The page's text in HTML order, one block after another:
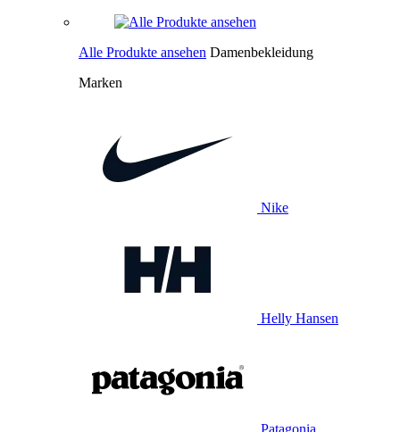
Alle Produkte ansehen Damenbekleidung
Marken
Nike
Helly Hansen
Patagonia